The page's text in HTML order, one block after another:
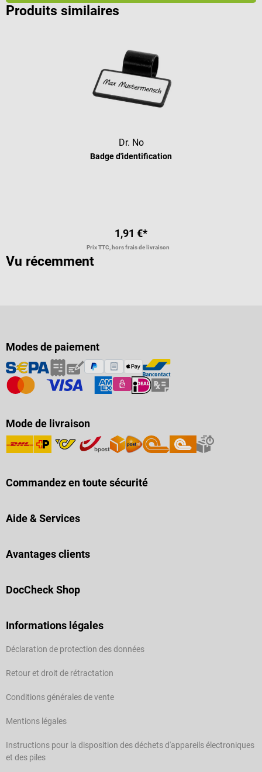
Produits similaires
Dr. No
Badge d'identification
1,91 €*
Prix TTC, hors frais de livraison
Vu récemment
Modes de paiement
Mode de livraison
Commandez en toute sécurité
Aide & Services
Avantages clients
DocCheck Shop
Informations légales
Déclaration de protection des données
Retour et droit de rétractation
Conditions générales de vente
Mentions légales
Instructions pour la disposition des déchets d'appareils électroniques
et des piles